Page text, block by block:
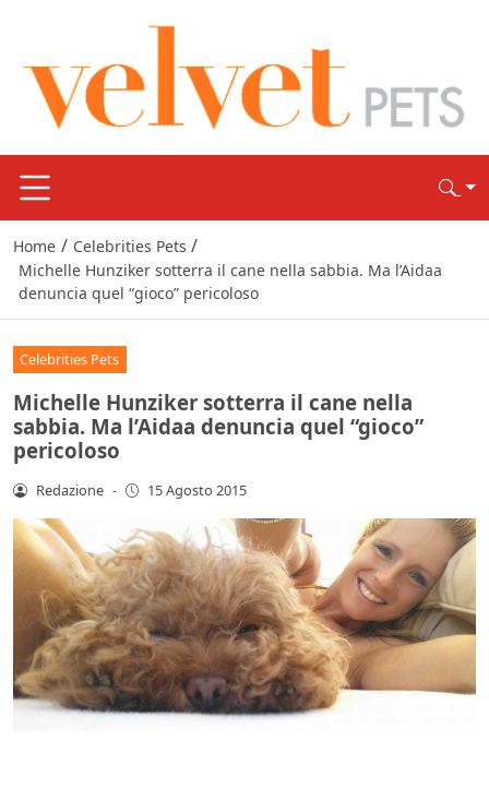
Home / Celebrities Pets /
Michelle Hunziker sotterra il cane nella sabbia. Ma l’Aidaa
denuncia quel “gioco” pericoloso
Celebrities Pets
Michelle Hunziker sotterra il cane nella
sabbia. Ma l’Aidaa denuncia quel “gioco”
pericoloso
Redazione - 15 Agosto 2015